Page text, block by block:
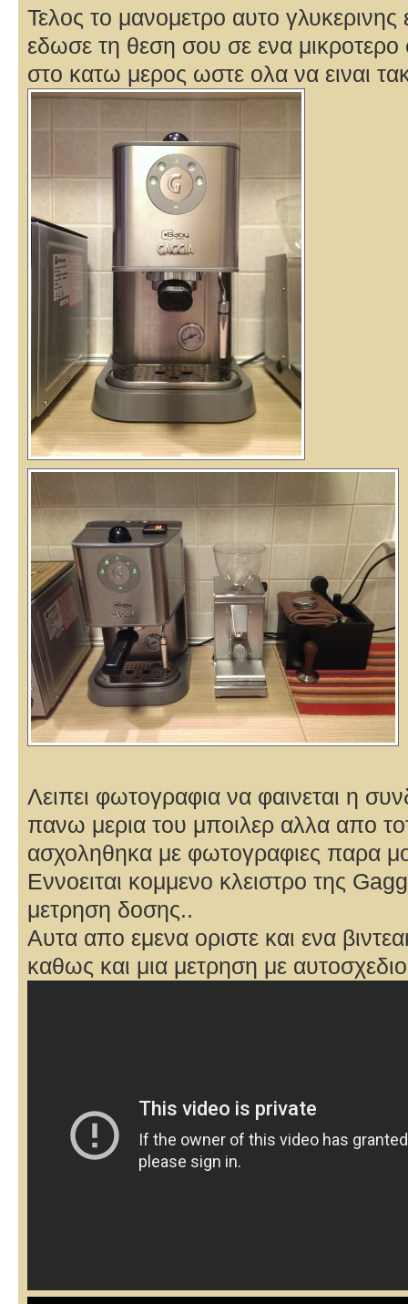
Τελος το μανομετρο αυτο γλυκερινης
εδωσε τη θεση σου σε ενα
στο κατω μερος ωστε ολα να ειναι
Λειπει φωτογραφια να φαινεται η
πανω μερια του μποιλερ αλλα απο
ασχοληθηκα με φωτογραφιες παρα
Εννοειται κομμενο κλειστρο της
μετρηση δοσης..
Αυτα απο εμενα οριστε και ενα
καθως και μια μετρηση με